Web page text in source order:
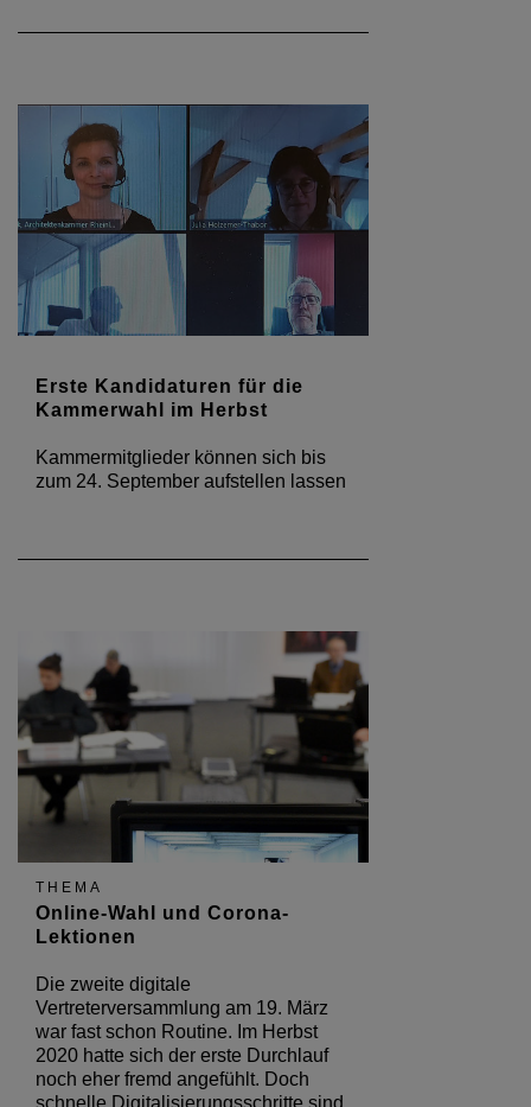
Erste Kandidaturen für die
Kammerwahl im Herbst
Kammermitglieder können sich bis
zum 24. September aufstellen lassen
THEMA
Online-Wahl und Corona-
Lektionen
Die zweite digitale
Vertreterversammlung am 19. März
war fast schon Routine. Im Herbst
2020 hatte sich der erste Durchlauf
noch eher fremd angefühlt. Doch